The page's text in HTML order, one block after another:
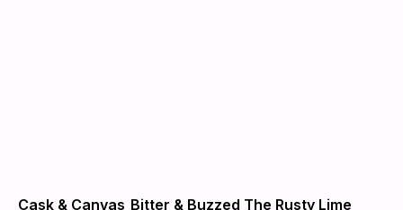
Cask & Canvas Bitter & Buzzed The Rusty Lime